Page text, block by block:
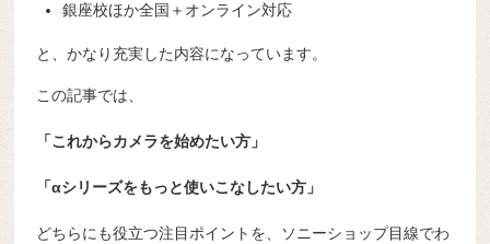
銀座校ほか全国＋オンライン対応
と、かなり充実した内容になっています。
この記事では、
「これからカメラを始めたい方」
「αシリーズをもっと使いこなしたい方」
どちらにも役立つ注目ポイントを、ソニーショップ目線でわ